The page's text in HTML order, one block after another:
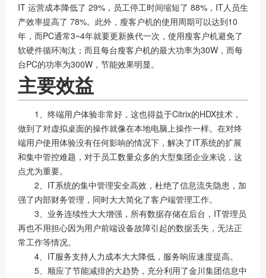
IT 运营成本降低了 29%，员工停工时间缩短了 88%，IT人员生
产效率提高了 78%。此外，瘦客户机的使用周期可以达到10
年，而PC通常3~4年就要更新换代一次，使用瘦客户机避免了
软硬件循环淘汰；而且每台瘦客户机的最大功率为30W，而每
台PC的功率为300W，节能效果明显。
主要效益
1、终端用户体验非常好，这也得益于Citrix的HDX技术，
做到了对虚拟桌面的操作就像在本地电脑上操作一样。在对终
端用户使用体验没有任何影响的情况下，解决了IT系统的扩展
和集中管控难题，对于员工数量众多的大型集团企业来说，这
点尤为重要。
2、IT系统的集中管理安全高效，杜绝了信息流失隐患，加
强了内部财务管理，同时大大简化了客户端管理工作。
3、业务连续性大大增强，所有数据存储在后台，IT管理员
再也不用担心因为用户前端设备故障引起的数据丢失，无法正
常工作等情况。
4、IT服务支持人力成本大大降低，服务响应速度提高。
5、顺应了节能减排的大趋势，充分利用了金川集团信息中